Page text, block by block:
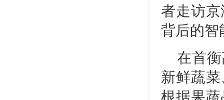
者走访
背后的智
在首
新鲜蔬
根据果